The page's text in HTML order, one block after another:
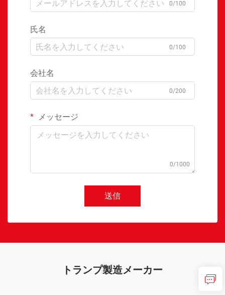
0/100
氏名
0/100
会社名
0/200
メッセージ
0/1000
送信
トランプ製造メーカー